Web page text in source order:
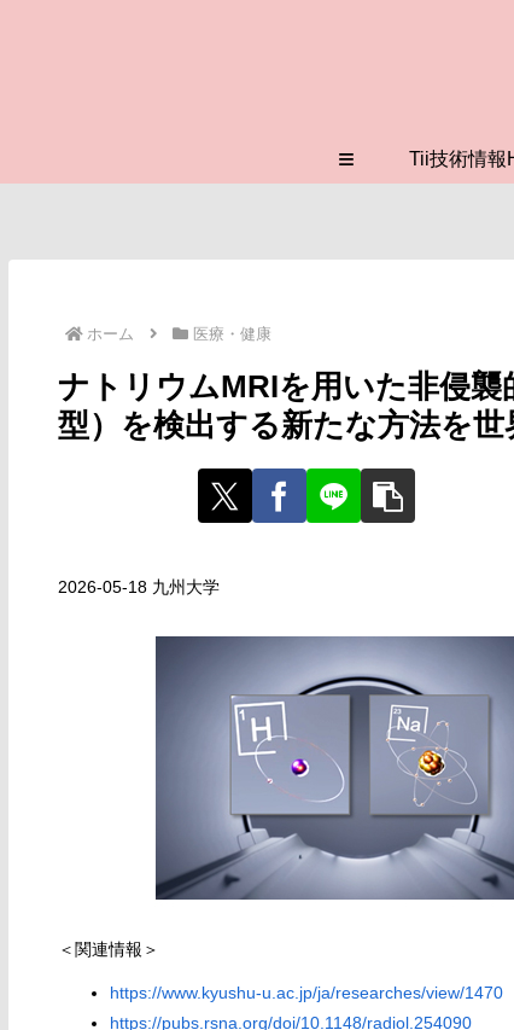
≡ Tii技術情報
ホーム 医療・健康
ナトリウムMRIを用いた非侵
型）を検出する新たな方法を世
2026-05-18 九州大学
＜関連情報＞
https://www.kyushu-u.ac.jp/ja/researches/view/1470
https://pubs.rsna.org/doi/10.1148/radiol.254090